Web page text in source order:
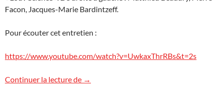
Facon, Jacques-Marie Bardintzeff.
Pour écouter cet entretien :
https://www.youtube.com/watch?v=UwkaxThrRBs&t=2s
Continuer la lecture de Entretien sur la volcanologie
→